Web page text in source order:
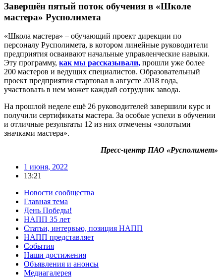
Завершён пятый поток обучения в «Школе
мастера» Русполимета
«Школа мастера» – обучающий проект дирекции по
персоналу Русполимета, в котором линейные руководители
предприятия осваивают начальные управленческие навыки.
Эту программу, как мы рассказывали, прошли уже более
200 мастеров и ведущих специалистов. Образовательный
проект предприятия стартовал в августе 2018 года,
участвовать в нем может каждый сотрудник завода.
На прошлой неделе ещё 26 руководителей завершили курс и
получили сертификаты мастера. За особые успехи в обучении
и отличные результаты 12 из них отмечены «золотыми
значками мастера».
Пресс-центр ПАО «Русполимет»
1 июня, 2022
13:21
Новости сообщества
Главная тема
День Победы!
НАПП 35 лет
Статьи, интервью, позиция НАПП
НАПП представляет
События
Наши достижения
Объявления и анонсы
Медиагалерея